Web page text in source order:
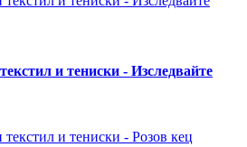
и тениски - Изследвайте